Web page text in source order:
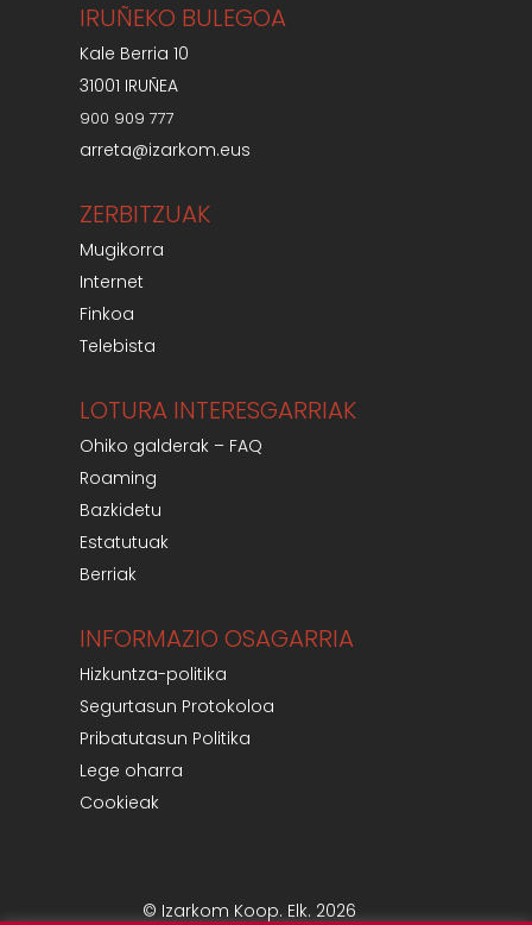
IRUÑEKO BULEGOA
Kale Berria 10
31001 IRUÑEA
900 909 777
arreta@izarkom.eus
ZERBITZUAK
Mugikorra
Internet
Finkoa
Telebista
LOTURA INTERESGARRIAK
Ohiko galderak – FAQ
Roaming
Bazkidetu
Estatutuak
Berriak
INFORMAZIO OSAGARRIA
Hizkuntza-politika
Segurtasun Protokoloa
Pribatutasun Politika
Lege oharra
Cookieak
© Izarkom Koop. Elk. 2026